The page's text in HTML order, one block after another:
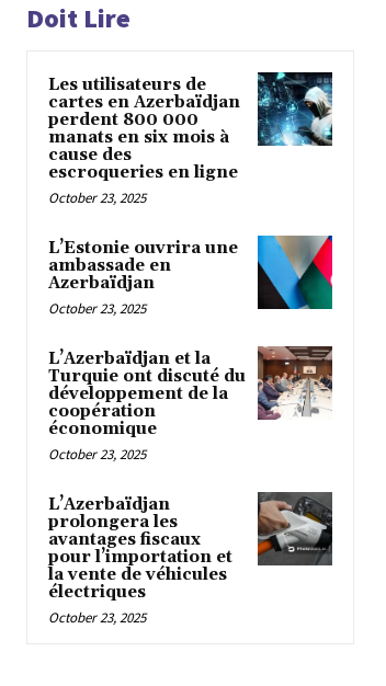
Doit Lire
Les utilisateurs de
cartes en Azerbaïdjan
perdent 800 000
manats en six mois à
cause des
escroqueries en ligne
October 23, 2025
L’Estonie ouvrira une
ambassade en
Azerbaïdjan
October 23, 2025
L’Azerbaïdjan et la
Turquie ont discuté du
développement de la
coopération
économique
October 23, 2025
L’Azerbaïdjan
prolongera les
avantages fiscaux
pour l’importation et
la vente de véhicules
électriques
October 23, 2025